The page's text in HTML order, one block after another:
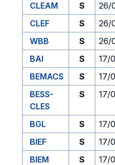
CLEAM
S 26/
CLEF
S 26/
WBB
S 26/
BAI
S 17/
BEMACS
S 17/
BESS-
CLES
S 17/
BGL S 17/
BIEF
S 17/
BIEM
S 17/